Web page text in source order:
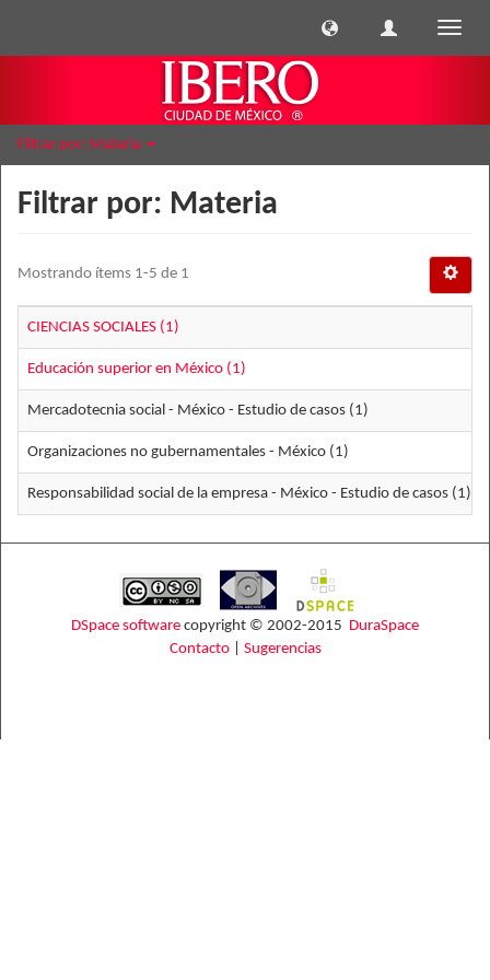
Filtrar por: Materia
Filtrar por: Materia
Mostrando ítems 1-5 de 1
CIENCIAS SOCIALES (1)
Educación superior en México (1)
Mercadotecnia social - México - Estudio de casos (1)
Organizaciones no gubernamentales - México (1)
Responsabilidad social de la empresa - México - Estudio de casos (1)
DSpace software copyright © 2002-2015 DuraSpace
Contacto| Sugerencias